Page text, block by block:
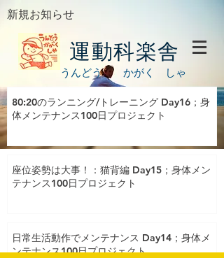
新規お知らせ
運動科楽舎
うんどう かがく しゃ
80:20のランニング/トレーニング Day16；身
体メンテナンス100日プロジェクト
座位姿勢は大事！：猫背編 Day15；身体メン
テナンス100日プロジェクト
日常生活動作でメンテナンス Day14；身体メ
ンテナンス100日プロジェクト